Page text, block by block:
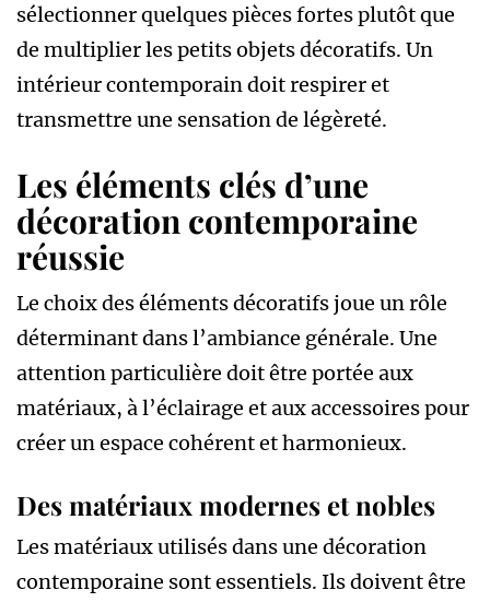
sélectionner quelques pièces fortes plutôt que
de multiplier les petits objets décoratifs. Un
intérieur contemporain doit respirer et
transmettre une sensation de légèreté.
Les éléments clés d’une
décoration contemporaine
réussie
Le choix des éléments décoratifs joue un rôle
déterminant dans l’ambiance générale. Une
attention particulière doit être portée aux
matériaux, à l’éclairage et aux accessoires pour
créer un espace cohérent et harmonieux.
Des matériaux modernes et nobles
Les matériaux utilisés dans une décoration
contemporaine sont essentiels. Ils doivent être